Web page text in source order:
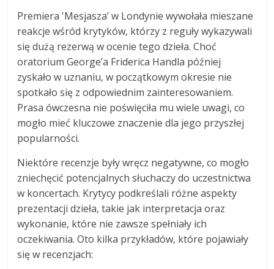
Premiera 'Mesjasza’ w Londynie wywołała mieszane
reakcje wśród krytyków, którzy z reguły wykazywali
się dużą rezerwą w ocenie tego dzieła. Choć
oratorium George’a Friderica Handla później
zyskało w uznaniu, w początkowym okresie nie
spotkało się z odpowiednim zainteresowaniem.
Prasa ówczesna nie poświęciła mu wiele uwagi, co
mogło mieć kluczowe znaczenie dla jego przyszłej
popularności.
Niektóre recenzje były wręcz negatywne, co mogło
zniechęcić potencjalnych słuchaczy do uczestnictwa
w koncertach. Krytycy podkreślali różne aspekty
prezentacji dzieła, takie jak interpretacja oraz
wykonanie, które nie zawsze spełniały ich
oczekiwania. Oto kilka przykładów, które pojawiały
się w recenzjach: